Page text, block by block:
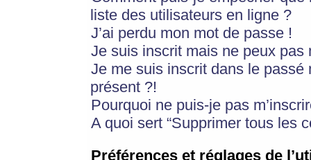
liste des utilisateurs en ligne ?
J’ai perdu mon mot de passe !
Je suis inscrit mais ne peux pas
Je me suis inscrit dans le
présent ?!
Pourquoi ne puis-je pas
A quoi sert “Supprimer tous les
Préférences et réglages de